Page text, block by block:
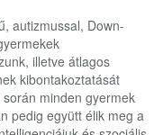
autizmussal, Down-
illetve átlagos
kibontakoztatását
minden gyermek
pedig együtt élik meg a